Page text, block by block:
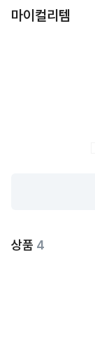
마이컬리템
상품 4